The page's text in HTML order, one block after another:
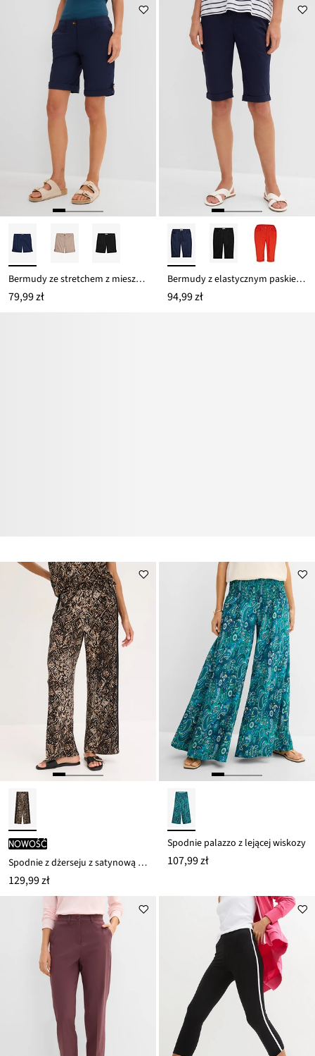
Bermudy ze stretchem z mieszanki bawełny
79,99 zł
Bermudy z elastycznym paskiem, z mieszanki bawełny
94,99 zł
nowość
Spodnie z dżerseju z satynową wstawką
129,99 zł
Spodnie palazzo z lejącej wiskozy
107,99 zł